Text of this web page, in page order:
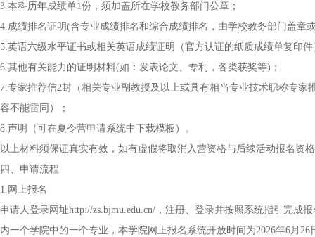
3.本科历年成绩单1份，须加盖所在学校教务部门公章；
4.成绩排名证明(含专业成绩排名和综合成绩排名，由学校教务部门盖章
5.英语六级水平证书或相关英语成绩证明（官方认证的纸质成绩单复印件
6.其他有关能力的证明材料(如：发表论文、专利，各类获奖等)；
7.专家推荐信2封（相关专业副教授及以上或具有相当专业技术职称专
容不能雷同）；
8.声明（可在夏令营申请系统中下载模板）。
以上材料须保证真实有效，如有虚假将取消入营资格与后续活动报名资
四、申请流程
1.网上报名
申请人登录网址http://zs.bjmu.edu.cn/，注册、登录并按照系统指引完
内一个学院中的一个专业，本学院网上报名系统开放时间为2026年6月